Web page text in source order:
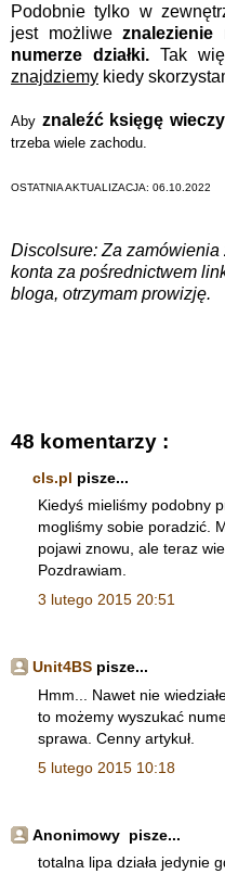
Podobnie tylko w
jest możliwe
numerze działki.Tak
znajdziemy kiedy
Aby znaleźć księgę
trzeba wiele zachodu.
OSTATNIA AKTUALIZACJA: 06.10.2022
Discolsure: Za zamówienia
konta za pośrednictwem
bloga, otrzymam prowizję.
48 komentarzy :
cls.pl pisze...
Kiedyś mieliśmy podobny
mogliśmy sobie poradzić.
pojawi znowu, ale teraz
Pozdrawiam.
3 lutego 2015 20:51
Unit4BS pisze...
Hmm... Nawet nie
to możemy wyszukać
sprawa. Cenny artykuł.
5 lutego 2015 10:18
Anonimowy pisze...
totalna lipa działa jedynie